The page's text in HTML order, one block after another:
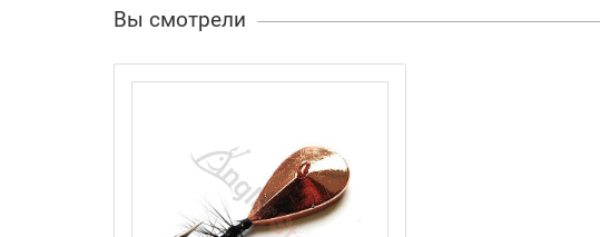
Вы смотрели